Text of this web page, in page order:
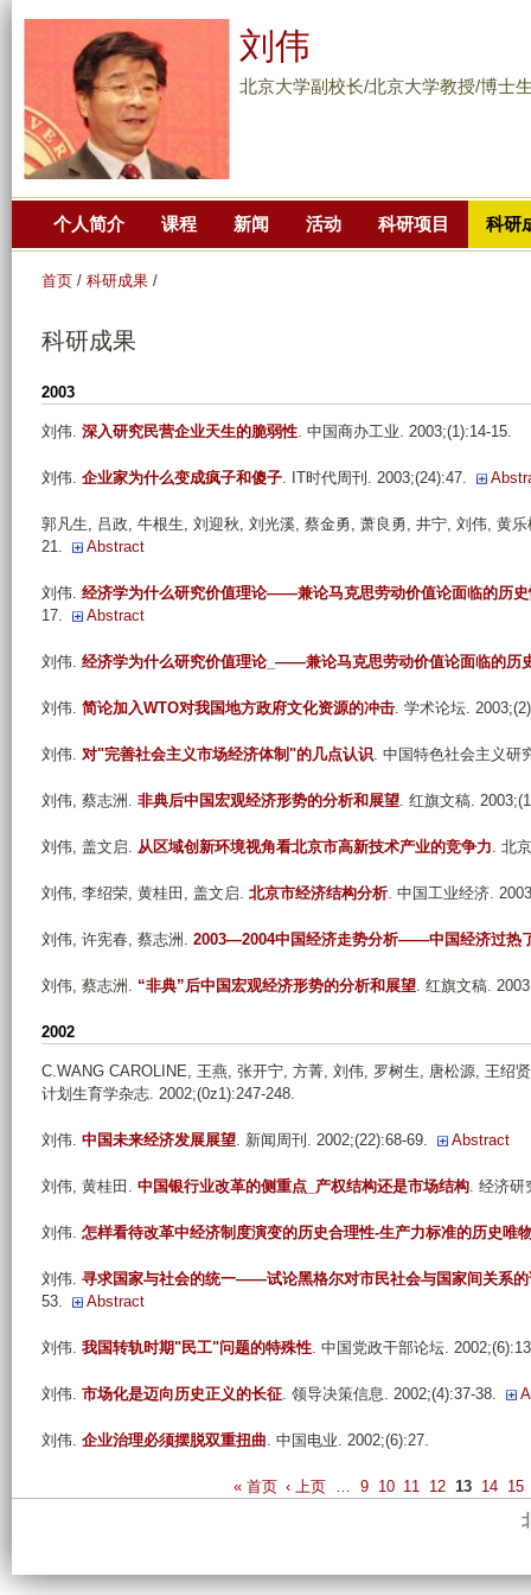
到
主
要
刘伟
北京大学副校长/北京大学教授/博士
个人简介 课程 新闻 活动 科研项目 科研
首页 / 科研成果 /
科研成果
2003
刘伟. 深入研究民营企业天生的脆弱性. 中国商办工业. 2003;(1):14-15.
刘伟. 企业家为什么变成疯子和傻子. IT时代周刊. 2003;(24):47.
郭凡生, 吕政, 牛根生, 刘迎秋, 刘光溪, 蔡金勇, 萧良勇, 井宁, 刘伟, 黄乐
21.
Abstract
刘伟. 经济学为什么研究价值理论——兼论马克思劳动价值论面临的历史
17.
Abstract
刘伟. 经济学为什么研究价值理论_——兼论马克思劳动价值论面临的历
刘伟. 简论加入WTO对我国地方政府文化资源的冲击. 学术论坛.
刘伟. 对"完善社会主义市场经济体制"的几点认识. 中国特色社会主义研
刘伟, 蔡志洲 . 非典后中国宏观经济形势的分析和展望. 红旗文稿.
刘伟, 盖文启. 从区域创新环境视角看北京市高新技术产业的竞争力. 北
刘伟, 李绍荣, 黄桂田, 盖文启. 北京市经济结构分析. 中国工业经济.
刘伟, 许宪春, 蔡志洲 . 2003—2004中国经济走势分析——中国经济过热
刘伟, 蔡志洲 . “非典”后中国宏观经济形势的分析和展望. 红旗文稿.
2002
C.WANG CAROLINE, 王燕, 张开宁, 方菁, 刘伟, 罗树生, 唐松源, 王绍
计划生育学杂志. 2002;(0z1):247-248.
刘伟. 中国未来经济发展展望. 新闻周刊. 2002;(22):68-69. Abstract
刘伟, 黄桂田 . 中国银行业改革的侧重点_产权结构还是市场结构. 经济研
刘伟. 怎样看待改革中经济制度演变的历史合理性-生产力标准的历史唯
刘伟. 寻求国家与社会的统一——试论黑格尔对市民社会与国家间关系的
53.
Abstract
刘伟. 我国转轨时期"民工"问题的特殊性. 中国党政干部论坛.
刘伟. 市场化是迈向历史正义的长征. 领导决策信息. 2002;(4):37-38.
刘伟. 企业治理必须摆脱双重扭曲. 中国电业. 2002;(6):27.
e
« 首页 ‹ 上页 … 9 10 11 12 13 14 15